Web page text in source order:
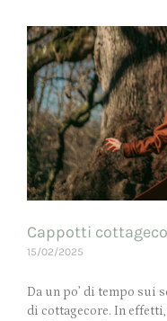
Cappotti
15/02/2025
Da un po’ di tempo sui
di cottagecore. In